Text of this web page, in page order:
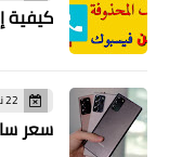
كيفية
22 نوفمبر 2021
سعر